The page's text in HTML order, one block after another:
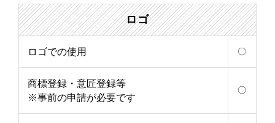
ロゴ
ロゴでの使用 〇
商標登録・意匠登録等
※事前の申請が必要です
〇